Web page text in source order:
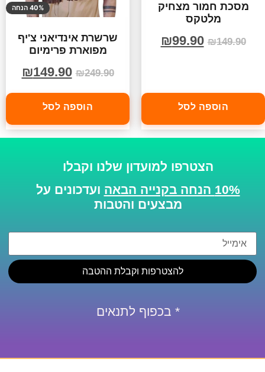
מסכת חמור מצחיק
מלטקס
₪149.90
₪99.90
הוספה לסל
40% הנחה
שרשרת אינדיאני צ'יף
מפוארת פרימיום
₪249.90
₪149.90
הוספה לסל
הצטרפו למועדון שלנו וקבלו
10% הנחה בקנייה הבאה
ועדכונים על
מבצעים והטבות
להצטרפות וקבלת ההטבה
* בכפוף לתנאים